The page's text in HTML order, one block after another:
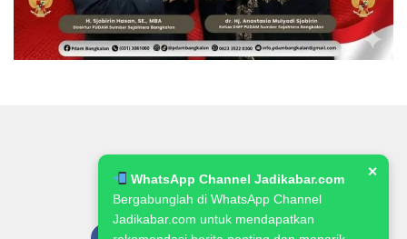
WhatsApp Channel Jadikabar.com
Bergabunglah di WhatsApp Channel
Jadikabar.com untuk mendapatkan
✕